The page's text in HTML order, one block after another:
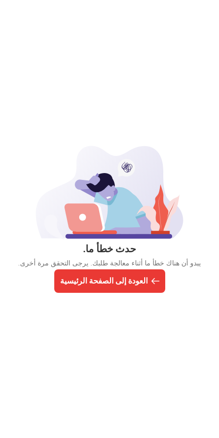
حدث خطأ ما.
يبدو أن هناك خطأ ما أثناء معالجة طلبك. يرجى التحقق مرة أخرى.
العودة إلى الصفحة الرئيسية